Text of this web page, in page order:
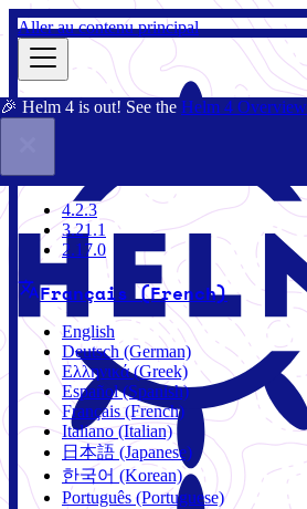
Aller au contenu principal
🎉 Helm 4 is out! See the Helm 4 Overview
4.2.3
4.2.3
3.21.1
2.17.0
Français (French)
English
Deutsch (German)
Ελληνικά (Greek)
Español (Spanish)
Français (French)
Italiano (Italian)
日本語 (Japanese)
한국어 (Korean)
Português (Portuguese)